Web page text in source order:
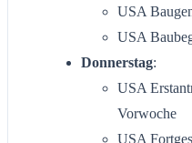
USA
USA
Donnerstag:
USA
Vorwoche
USA